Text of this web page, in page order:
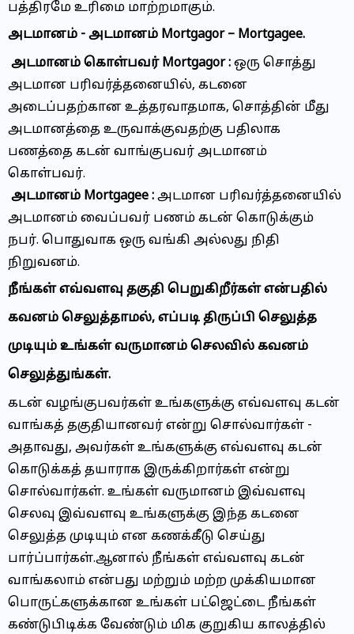
பத்திரமே உரிமை மாற்றமாகும்.
அடமானம் - அடமானம் Mortgagor – Mortgagee.
அடமானம் கொள்பவர் Mortgagor : ஒரு சொத்து
அடமான பரிவர்த்தனையில், கடனை
அடைப்பதற்கான உத்தரவாதமாக, சொத்தின் மீது
அடமானத்தை உருவாக்குவதற்கு பதிலாக
பணத்தை கடன் வாங்குபவர் அடமானம்
கொள்பவர்.
அடமானம் Mortgagee : அடமான பரிவர்த்தனையில்
அடமானம் வைப்பவர் பணம் கடன் கொடுக்கும்
நபர். பொதுவாக ஒரு வங்கி அல்லது நிதி
நிறுவனம்.
நீங்கள் எவ்வளவு தகுதி பெறுகிறீர்கள் என்பதில்
கவனம் செலுத்தாமல், எப்படி திருப்பி செலுத்த
முடியும் உங்கள் வருமானம் செலவில் கவனம்
செலுத்துங்கள்.
கடன் வழங்குபவர்கள் உங்களுக்கு எவ்வளவு கடன்
வாங்கத் தகுதியானவர் என்று சொல்வார்கள் -
அதாவது, அவர்கள் உங்களுக்கு எவ்வளவு கடன்
கொடுக்கத் தயாராக இருக்கிறார்கள் என்று
சொல்வார்கள். உங்கள் வருமானம் இவ்வளவு
செலவு இவ்வளவு உங்களுக்கு இந்த கடனை
செலுத்த முடியும் என கணக்கீடு செய்து
பார்ப்பார்கள்.ஆனால் நீங்கள் எவ்வளவு கடன்
வாங்கலாம் என்பது மற்றும் மற்ற முக்கியமான
பொருட்களுக்கான உங்கள் பட்ஜெட்டை நீங்கள்
கண்டுபிடிக்க வேண்டும் மிக குறுகிய காலத்தில்